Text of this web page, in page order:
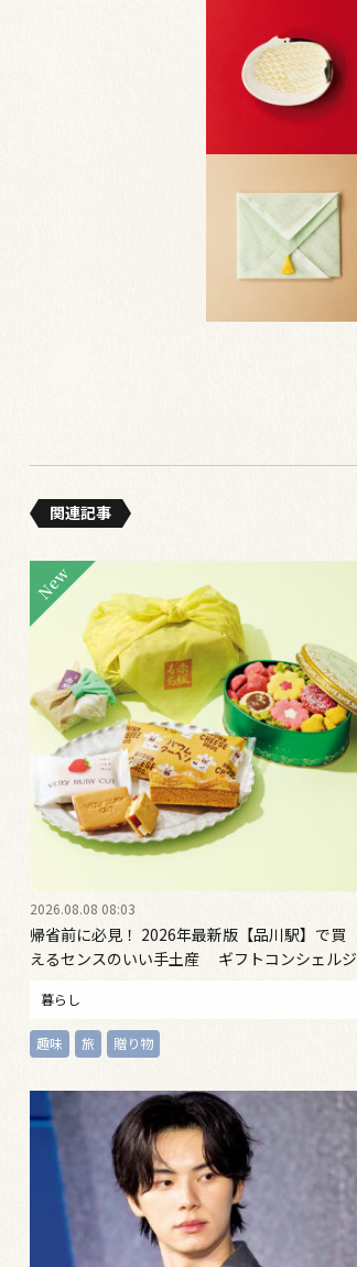
関連記事
2026.08.08 08:03
帰省前に必見！ 2026年最新版【品川駅】で買
えるセンスのいい手土産 ギフトコンシェルジ
暮らし
趣味 旅 贈り物